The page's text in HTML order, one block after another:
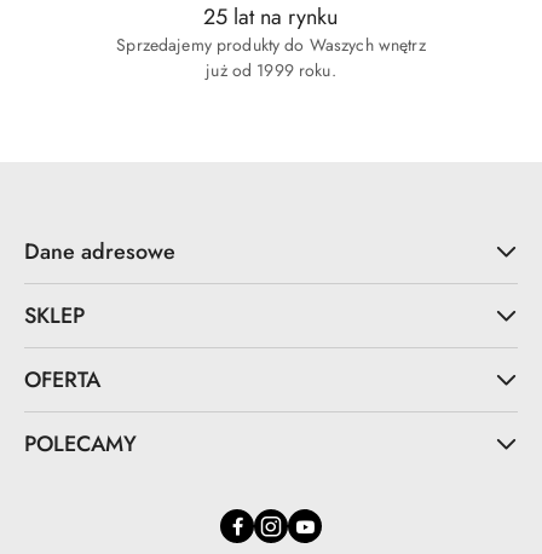
25 lat na rynku
Sprzedajemy produkty do Waszych wnętrz
już od 1999 roku.
Dane adresowe
SKLEP
OFERTA
POLECAMY